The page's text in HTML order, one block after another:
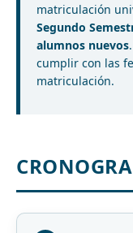
matriculación
Segundo
alumnos nuevos
cumplir con las
matriculación.